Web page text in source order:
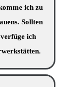
ich zu
Sollten
ich